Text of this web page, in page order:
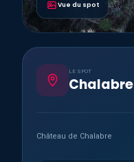
Vue du spot
LE SPOT
Chalabre
Château de Chalabre